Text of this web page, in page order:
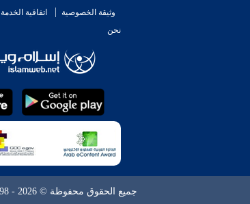
وثيقة الخصوصية اتفاقية الخدمة
نحن
جميع الحقوق محفوظة © 2026 - 1998 لشبكة إسلام ويب